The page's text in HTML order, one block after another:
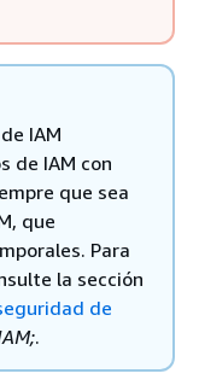
IAM
de IAM con
que sea
que
Para
la sección
de
.